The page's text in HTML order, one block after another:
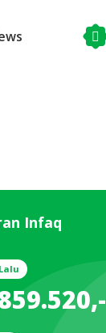
Infaq